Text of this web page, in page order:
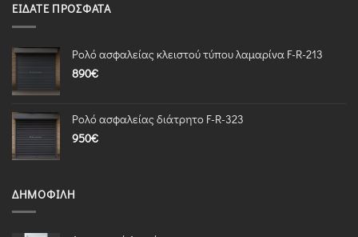
ΕΊΔΑΤΕ ΠΡΌΣΦΑΤΑ
Ρολό ασφαλείας κλειστού τύπου λαμαρίνα F-R-213
890€
Ρολό ασφαλείας διάτρητο F-R-323
950€
ΔΗΜΟΦΙΛΉ